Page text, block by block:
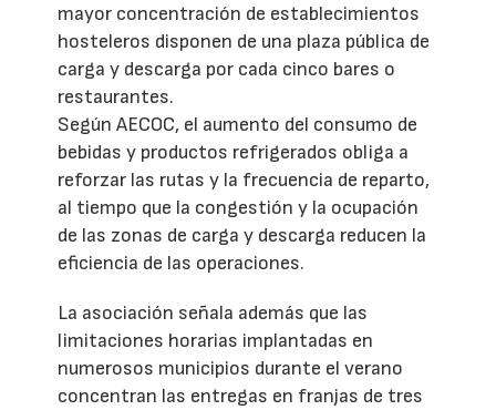
mayor concentración de establecimientos
hosteleros disponen de una plaza pública de
carga y descarga por cada cinco bares o
restaurantes.
Según AECOC, el aumento del consumo de
bebidas y productos refrigerados obliga a
reforzar las rutas y la frecuencia de reparto,
al tiempo que la congestión y la ocupación
de las zonas de carga y descarga reducen la
eficiencia de las operaciones.
La asociación señala además que las
limitaciones horarias implantadas en
numerosos municipios durante el verano
concentran las entregas en franjas de tres